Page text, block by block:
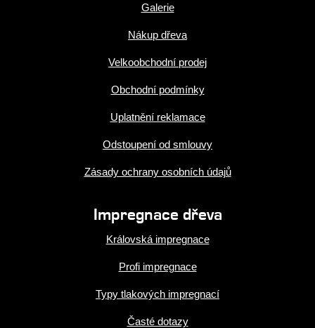
Galerie
Nákup dřeva
Velkoobchodní prodej
Obchodní podmínky
Uplatnění reklamace
Odstoupení od smlouvy
Zásady ochrany osobních údajů
Impregnace dřeva
Královská impregnace
Profi impregnace
Typy tlakových impregnací
Časté dotazy